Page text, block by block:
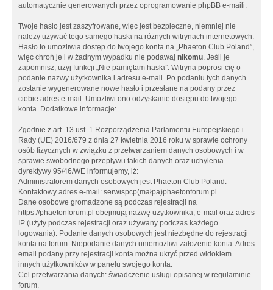
automatycznie generowanych przez oprogramowanie phpBB e-maili.
Twoje hasło jest zaszyfrowane, więc jest bezpieczne, niemniej nie
należy używać tego samego hasła na różnych witrynach internetowych.
Hasło to umożliwia dostęp do twojego konta na „Phaeton Club Poland”,
więc chroń je i w żadnym wypadku nie podawaj nikomu. Jeśli je
zapomnisz, użyj funkcji „Nie pamiętam hasła”. Witryna poprosi cię o
podanie nazwy użytkownika i adresu e-mail. Po podaniu tych danych
zostanie wygenerowane nowe hasło i przesłane na podany przez
ciebie adres e-mail. Umożliwi ono odzyskanie dostępu do twojego
konta. Dodatkowe informacje:
Zgodnie z art. 13 ust. 1 Rozporządzenia Parlamentu Europejskiego i
Rady (UE) 2016/679 z dnia 27 kwietnia 2016 roku w sprawie ochrony
osób fizycznych w związku z przetwarzaniem danych osobowych i w
sprawie swobodnego przepływu takich danych oraz uchylenia
dyrektywy 95/46/WE informujemy, iż:
Administratorem danych osobowych jest Phaeton Club Poland.
Kontaktowy adres e-mail: serwispcp(małpa)phaetonforum.pl
Dane osobowe gromadzone są podczas rejestracji na
https://phaetonforum.pl obejmują nazwę użytkownika, e-mail oraz adres
IP (użyty podczas rejestracji oraz używany podczas każdego
logowania). Podanie danych osobowych jest niezbędne do rejestracji
konta na forum. Niepodanie danych uniemożliwi założenie konta. Adres
email podany przy rejestracji konta można ukryć przed widokiem
innych użytkowników w panelu swojego konta.
Cel przetwarzania danych: świadczenie usługi opisanej w regulaminie
forum.